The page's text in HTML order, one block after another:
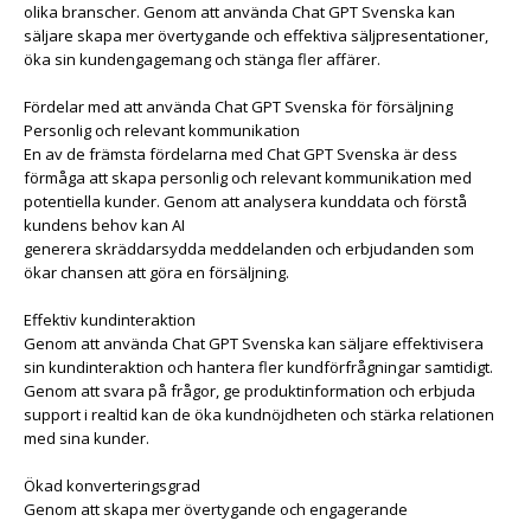
olika branscher. Genom att använda Chat GPT Svenska kan
säljare skapa mer övertygande och effektiva säljpresentationer,
öka sin kundengagemang och stänga fler affärer.
Fördelar med att använda Chat GPT Svenska för försäljning
Personlig och relevant kommunikation
En av de främsta fördelarna med Chat GPT Svenska är dess
förmåga att skapa personlig och relevant kommunikation med
potentiella kunder. Genom att analysera kunddata och förstå
kundens behov kan AI
generera skräddarsydda meddelanden och erbjudanden som
ökar chansen att göra en försäljning.
Effektiv kundinteraktion
Genom att använda Chat GPT Svenska kan säljare effektivisera
sin kundinteraktion och hantera fler kundförfrågningar samtidigt.
Genom att svara på frågor, ge produktinformation och erbjuda
support i realtid kan de öka kundnöjdheten och stärka relationen
med sina kunder.
Ökad konverteringsgrad
Genom att skapa mer övertygande och engagerande